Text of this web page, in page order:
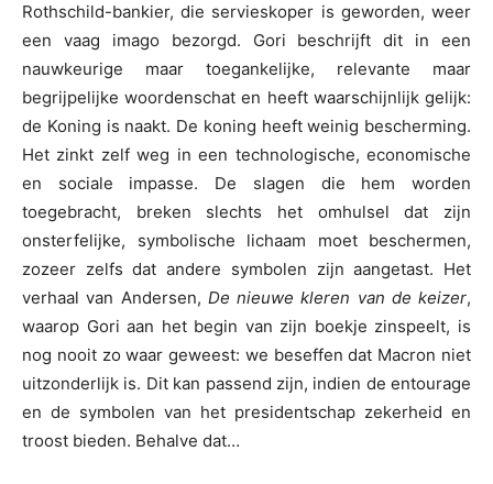
Rothschild-bankier, die servieskoper is geworden, weer
een vaag imago bezorgd. Gori beschrijft dit in een
nauwkeurige maar toegankelijke, relevante maar
begrijpelijke woordenschat en heeft waarschijnlijk gelijk:
de Koning is naakt. De koning heeft weinig bescherming.
Het zinkt zelf weg in een technologische, economische
en sociale impasse. De slagen die hem worden
toegebracht, breken slechts het omhulsel dat zijn
onsterfelijke, symbolische lichaam moet beschermen,
zozeer zelfs dat andere symbolen zijn aangetast. Het
verhaal van Andersen, De nieuwe kleren van de keizer,
waarop Gori aan het begin van zijn boekje zinspeelt, is
nog nooit zo waar geweest: we beseffen dat Macron niet
uitzonderlijk is. Dit kan passend zijn, indien de entourage
en de symbolen van het presidentschap zekerheid en
troost bieden. Behalve dat…